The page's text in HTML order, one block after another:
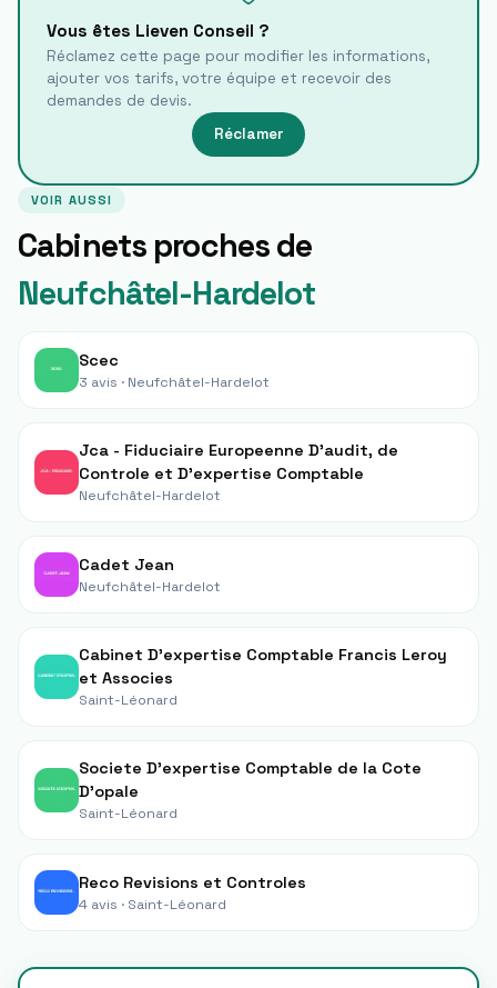
Vous êtes Lieven Conseil ?
Réclamez cette page pour modifier les informations,
ajouter vos tarifs, votre équipe et recevoir des
demandes de devis.
Réclamer
VOIR AUSSI
Cabinets proches de
Neufchâtel-Hardelot
Scec
3 avis · Neufchâtel-Hardelot
Jca - Fiduciaire Europeenne D'audit, de
Controle et D'expertise Comptable
Neufchâtel-Hardelot
Cadet Jean
Neufchâtel-Hardelot
Cabinet D'expertise Comptable Francis Leroy
et Associes
Saint-Léonard
Societe D'expertise Comptable de la Cote
D'opale
Saint-Léonard
Reco Revisions et Controles
4 avis · Saint-Léonard